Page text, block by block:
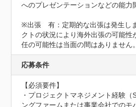
へのプレゼンテーションなどの能力
※出張　有：定期的な出張は発生し
クトの状況により海外出張の可能性
任の可能性は当面の間はありません。
応募条件
【必須要件】
・プロジェクトマネジメント経験（
ングファームまたは事業会社でのモ